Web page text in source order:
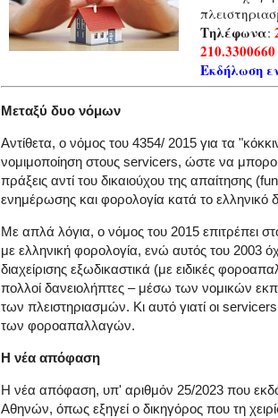
Τηλέφωνα:
Εκδήλωση
Μεταξύ δυο νόμων
Αντίθετα, ο νόμος του 4354/ 2015 για τα
νομιμοποίηση στους servicers, ώστε να
πράξεις αντί του δικαιούχου της απαίτησης
ενημέρωσης και φορολογία κατά το ελληνικό
Με απλά λόγια, ο νόμος του 2015 επιτρέπει
με ελληνική φορολογία, ενώ αυτός του 2003
διαχείρισης εξωδικαστικά (με ειδικές
πολλοί δανειολήπτες – μέσω των νομικών
των πλειστηριασμών. Κι αυτό γιατί οι
των φοροαπαλλαγών.
Η νέα απόφαση
Η νέα απόφαση, υπ' αριθμόν 25/2023 που
Αθηνών, όπως εξηγεί ο δικηγόρος που τη